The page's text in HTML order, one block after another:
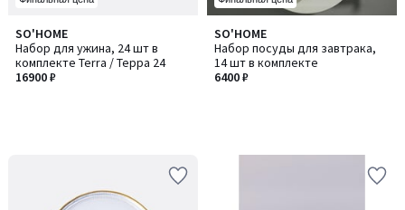
SO'HOME
Набор для ужина, 24 шт в
комплекте Terra / Терра 24
16900 ₽
SO'HOME
Набор посуды для завтрака,
14 шт в комплекте
6400 ₽